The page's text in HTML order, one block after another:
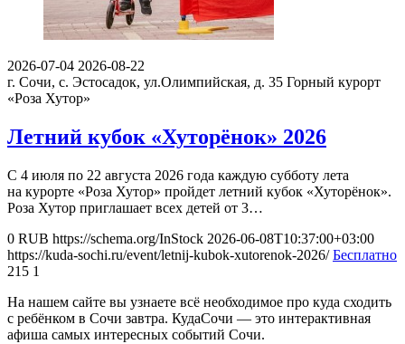
2026-07-04 2026-08-22
г. Сочи, с. Эстосадок, ул.Олимпийская, д. 35 Горный курорт
«Роза Хутор»
Летний кубок «Хуторёнок» 2026
С 4 июля по 22 августа 2026 года каждую субботу лета
на курорте «Роза Хутор» пройдет летний кубок «Хуторёнок».
Роза Хутор приглашает всех детей от 3…
0 RUB https://schema.org/InStock 2026-06-08T10:37:00+03:00
https://kuda-sochi.ru/event/letnij-kubok-xutorenok-2026/ Бесплатно
215 1
На нашем сайте вы узнаете всё необходимое про куда сходить
с ребёнком в Сочи завтра. КудаСочи — это интерактивная
афиша самых интересных событий Сочи.